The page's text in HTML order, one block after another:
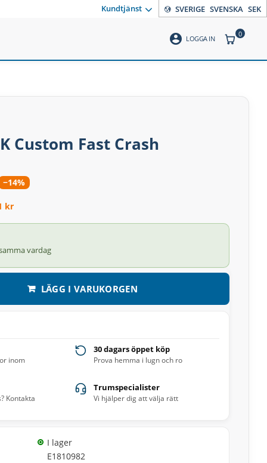
Kundtjänst SVERIGE SVENSKA SEK
account_circle LOGGA IN ANTAL
0
Custom Fast Crash
−14%
kr
vardag
LÄGG I VARUKORGEN
inom
30 dagars öppet köp
Prova hemma i lugn och ro
Kontakta
Trumspecialister
Vi hjälper dig att välja rätt
I lager
E1810982